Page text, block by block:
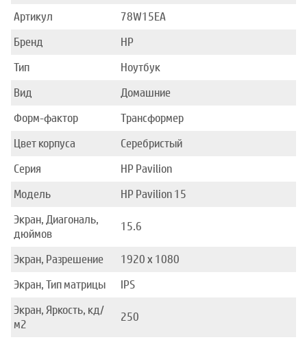
Артикул
78W15EA
Бренд
HP
Тип
Ноутбук
Вид
Домашние
Форм-фактор
Трансформер
Цвет корпуса
Серебристый
Серия
HP Pavilion
Модель
HP Pavilion 15
Экран, Диагональ,
дюймов
15.6
Экран, Разрешение
1920 x 1080
Экран, Тип матрицы
IPS
Экран, Яркость, кд/
м2
250